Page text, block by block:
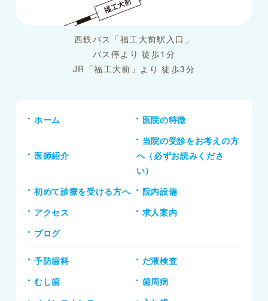
西鉄バス「福工大前駅入口」
バス停より 徒歩1分
JR「福工大前」より 徒歩3分
ホーム 医院の特徴
医師紹介
当院の受診をお考えの方
へ（必ずお読みくださ
い）
初めて診療を受ける方へ
院内設備
アクセス
求人案内
ブログ
予防歯科
だ液検査
むし歯
歯周病